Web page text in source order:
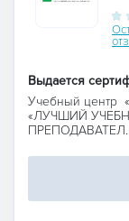
Выдается
Учебный центр
«ЛУЧШИЙ